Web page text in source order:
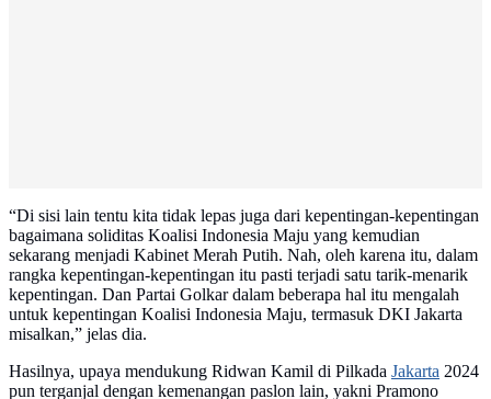
“Di sisi lain tentu kita tidak lepas juga dari kepentingan-kepentingan
bagaimana soliditas Koalisi Indonesia Maju yang kemudian
sekarang menjadi Kabinet Merah Putih. Nah, oleh karena itu, dalam
rangka kepentingan-kepentingan itu pasti terjadi satu tarik-menarik
kepentingan. Dan Partai Golkar dalam beberapa hal itu mengalah
untuk kepentingan Koalisi Indonesia Maju, termasuk DKI Jakarta
misalkan,” jelas dia.
Hasilnya, upaya mendukung Ridwan Kamil di Pilkada Jakarta 2024
pun terganjal dengan kemenangan paslon lain, yakni Pramono